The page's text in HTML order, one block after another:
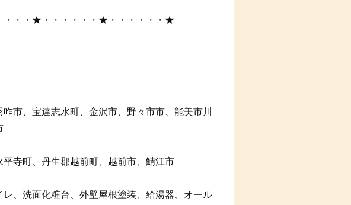
・・★・・・・・・★・・・・・・★
市、宝達志水町、金沢市、野々市市、能美市川
寺町、丹生郡越前町、越前市、鯖江市
、洗面化粧台、外壁屋根塗装、給湯器、オール